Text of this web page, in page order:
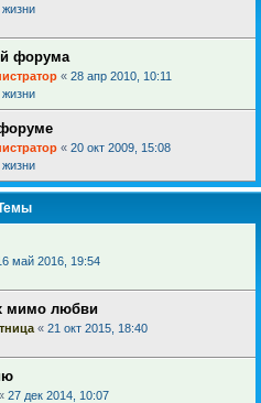
жизни
форума
« 28 апр 2010, 10:11
жизни
« 20 окт 2009, 15:08
жизни
май 2016, 19:54
мимо любви
« 21 окт 2015, 18:40
27 дек 2014, 10:07